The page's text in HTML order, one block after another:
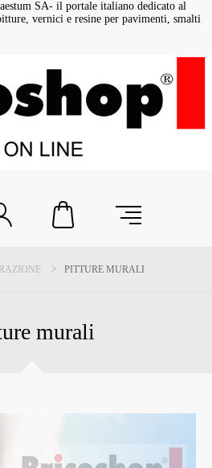
SA- il portale italiano dedicato al
vernici e resine per pavimenti, smalti
PITTURE MURALI
murali